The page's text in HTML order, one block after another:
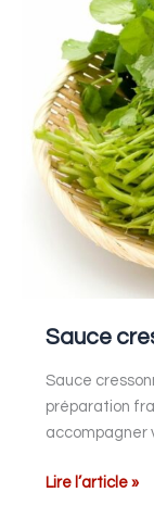
Sauce
Sauce
préparation
accompagner
Lire l’article »